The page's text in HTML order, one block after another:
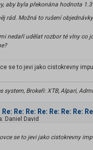
aby byla překonána hodnota
rád. Možná to rušení
nedaří udělat rozbor té vlny co
se to jevi jako cistokrevny
system, Brokeři: XTB, Alpari,
Re: Re: Re: Re: Re: Re: Re:
Daniel David
se to jevi jako cistokrevny